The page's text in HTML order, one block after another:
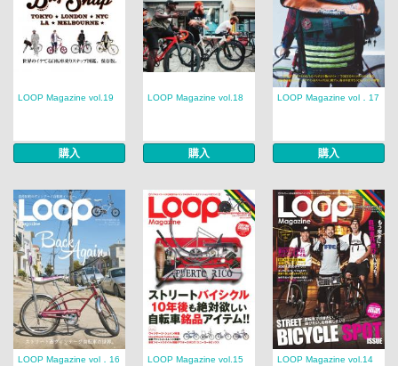
LOOP Magazine vol.19
購入
LOOP Magazine vol.18
購入
LOOP Magazine vol．17
購入
LOOP Magazine vol．16 LOOP Magazine vol.15 LOOP Magazine vol.14